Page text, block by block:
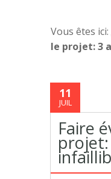
Vous êtes ici:
le projet: 3
11
JUIL
Faire
projet: